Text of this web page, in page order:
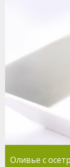
Оливье с